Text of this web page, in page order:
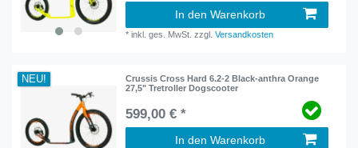
In den Warenkorb
*inkl. ges. MwSt. zzgl.Versandkosten
NEU!
Crussis Cross Hard 6.2-2 Black-anthra Orange
27,5" Tretroller Dogscooter
599,00 € *
In den Warenkorb